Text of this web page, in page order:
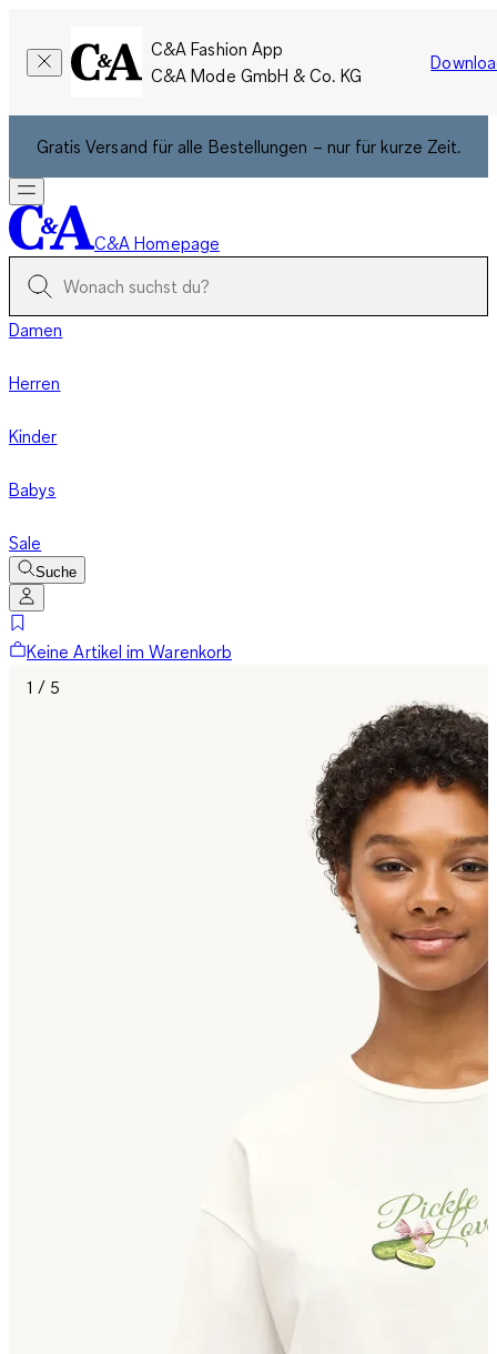
C&A Fashion App
C&A Mode GmbH & Co. KG
Gratis Versand für alle Bestellungen – nur für kurze Zeit.
C&A Homepage
Damen
Herren
Kinder
Babys
Sale
Suche
Keine Artikel im Warenkorb
1 / 5